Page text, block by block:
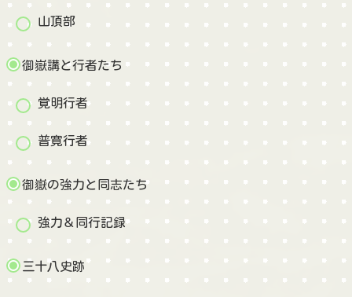
山頂部
御嶽講と行者たち
覚明行者
普寛行者
御嶽の強力と同志たち
強力＆同行記録
三十八史跡